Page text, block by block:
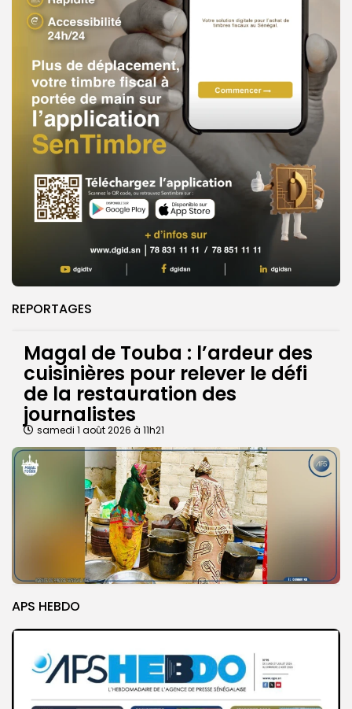
REPORTAGES
Magal de Touba : l’ardeur des
cuisinières pour relever le défi
de la restauration des
journalistes
samedi 1 août 2026 à 11h21
APS HEBDO